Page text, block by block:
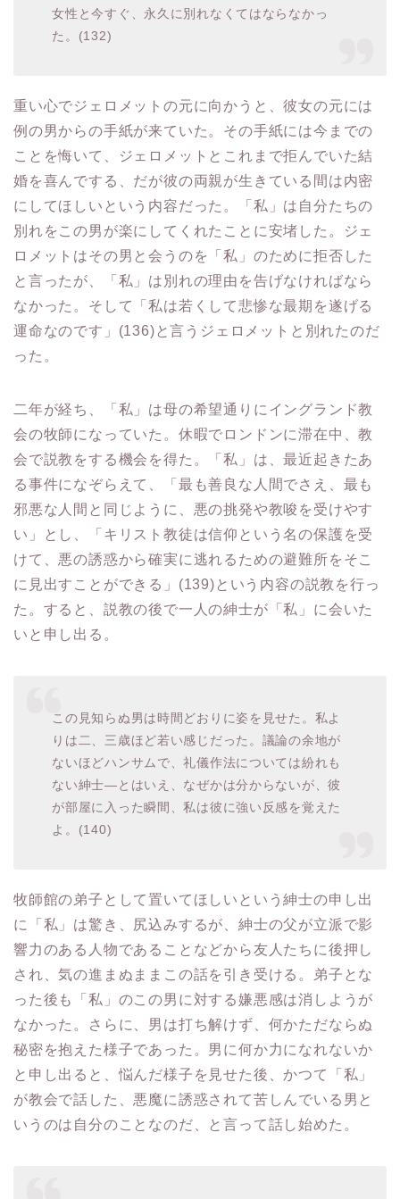
女性と今すぐ、永久に別れなくてはならなかっ
た。(132)
重い心でジェロメットの元に向かうと、彼女の元には
例の男からの手紙が来ていた。その手紙には今までの
ことを悔いて、ジェロメットとこれまで拒んでいた結
婚を喜んでする、だが彼の両親が生きている間は内密
にしてほしいという内容だった。「私」は自分たちの
別れをこの男が楽にしてくれたことに安堵した。ジェ
ロメットはその男と会うのを「私」のために拒否した
と言ったが、「私」は別れの理由を告げなければなら
なかった。そして「私は若くして悲惨な最期を遂げる
運命なのです」(136)と言うジェロメットと別れたのだ
った。
二年が経ち、「私」は母の希望通りにイングランド教
会の牧師になっていた。休暇でロンドンに滞在中、教
会で説教をする機会を得た。「私」は、最近起きたあ
る事件になぞらえて、「最も善良な人間でさえ、最も
邪悪な人間と同じように、悪の挑発や教唆を受けやす
い」とし、「キリスト教徒は信仰という名の保護を受
けて、悪の誘惑から確実に逃れるための避難所をそこ
に見出すことができる」(139)という内容の説教を行っ
た。すると、説教の後で一人の紳士が「私」に会いた
いと申し出る。
この見知らぬ男は時間どおりに姿を見せた。私よ
りは二、三歳ほど若い感じだった。議論の余地が
ないほどハンサムで、礼儀作法については紛れも
ない紳士―とはいえ、なぜかは分からないが、彼
が部屋に入った瞬間、私は彼に強い反感を覚えた
よ。(140)
牧師館の弟子として置いてほしいという紳士の申し出
に「私」は驚き、尻込みするが、紳士の父が立派で影
響力のある人物であることなどから友人たちに後押し
され、気の進まぬままこの話を引き受ける。弟子とな
った後も「私」のこの男に対する嫌悪感は消しようが
なかった。さらに、男は打ち解けず、何かただならぬ
秘密を抱えた様子であった。男に何か力になれないか
と申し出ると、悩んだ様子を見せた後、かつて「私」
が教会で話した、悪魔に誘惑されて苦しんでいる男と
いうのは自分のことなのだ、と言って話し始めた。